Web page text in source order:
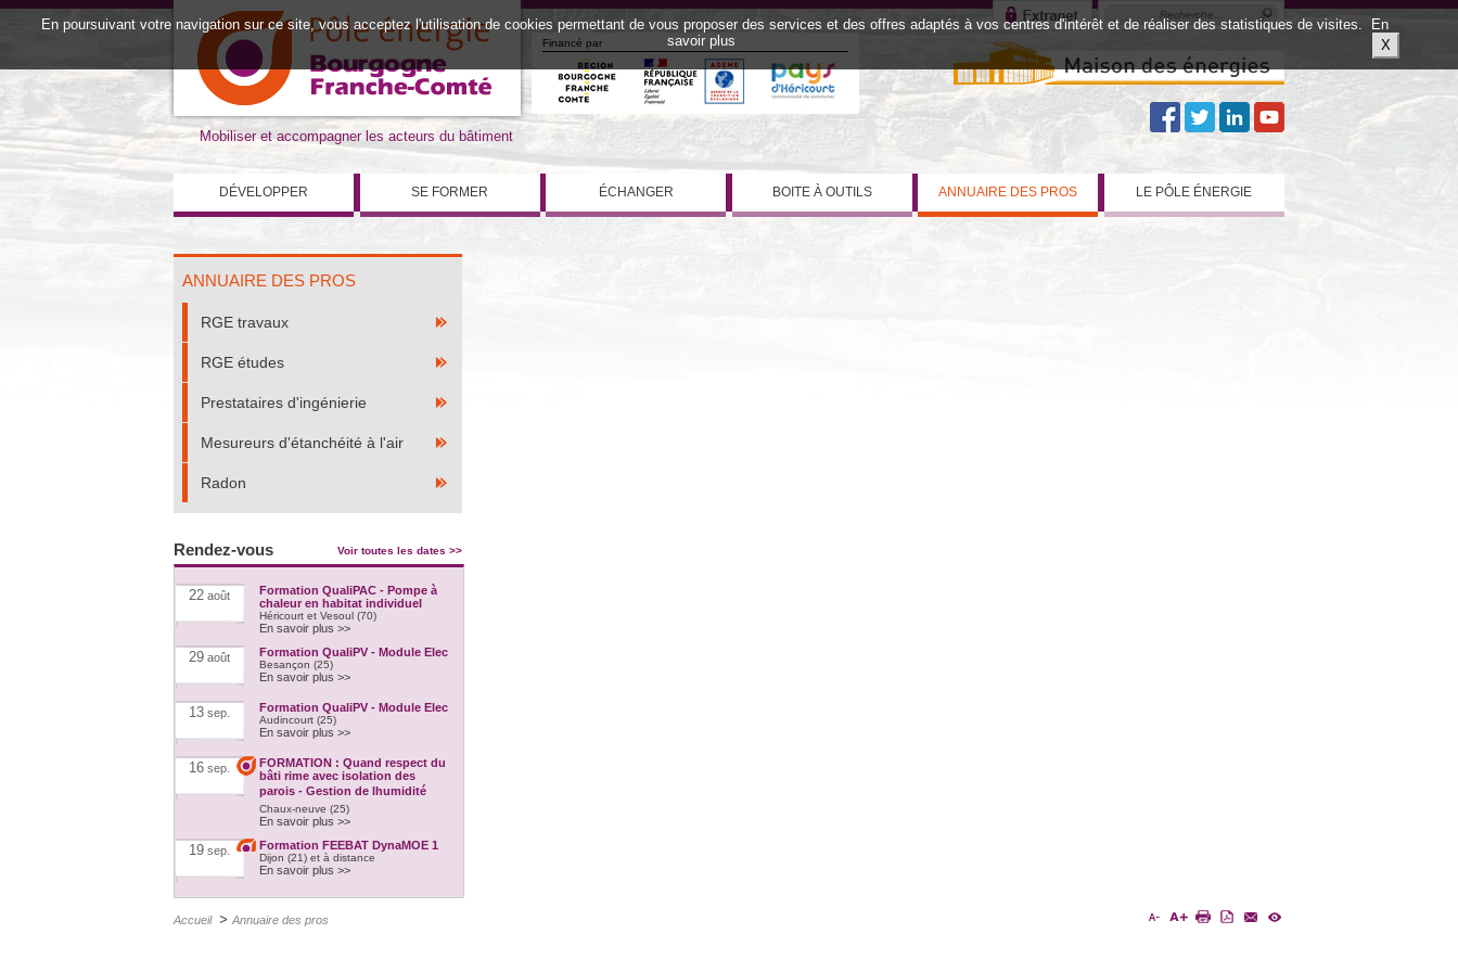
Mobiliser et accompagner les acteurs du bâtiment
Financé par
DÉVELOPPER SE FORMER ÉCHANGER BOITE À OUTILS ANNUAIRE DES PROS LE PÔLE ÉNERGIE
ANNUAIRE DES PROS
RGE travaux
RGE études
Prestataires d'ingénierie
Mesureurs d'étanchéité à l'air
Radon
Rendez-vous Voir toutes les dates >>
22 août
Formation QualiPAC - Pompe à
chaleur en habitat individuel
Héricourt et Vesoul (70)
En savoir plus >>
29 août Formation QualiPV - Module Elec
Besançon (25)
En savoir plus >>
13 sep. Formation QualiPV - Module Elec
Audincourt (25)
En savoir plus >>
16 sep.
FORMATION : Quand respect du
bâti rime avec isolation des
parois - Gestion de lhumidité
Chaux-neuve (25)
En savoir plus >>
19 sep. Formation FEEBAT DynaMOE 1
Dijon (21) et à distance
En savoir plus >>
Formation QualiPV - Module Elec
En savoir plus >>
Accueil >Annuaire des pros
En poursuivant votre navigation sur ce site, vous acceptez l'utilisation de cookies permettant de vous proposer des services et des offres adaptés à vos centres d'intérêt et de réaliser des statistiques de visites.
En
savoir plus
X